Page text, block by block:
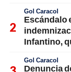
Gol Caracol
Escándalo
Infantino,
Gol Caracol
Denuncia